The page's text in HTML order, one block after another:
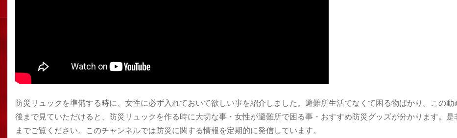
防災リュックを準備する時に、女性に必ず入れておいて欲しい事を紹介しました。避難所生活でなくて困る物ばかり。この動
後まで見ていただけると、防災リュックを作る時に大切な事・女性が避難所で困る事・おすすめ防災グッズが分かります。是
までご覧ください。このチャンネルでは防災に関する情報を定期的に発信しています。